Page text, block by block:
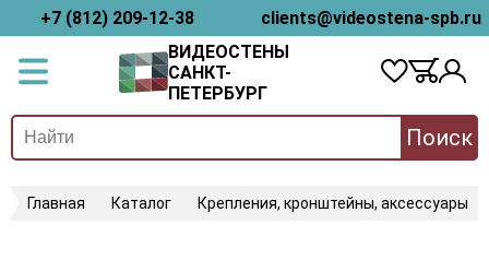
+7 (812) 209-12-38
clients@videostena-spb.ru
ВИДЕОСТЕНЫ
САНКТ-
ПЕТЕРБУРГ
Поиск
Главная Каталог Крепления, кронштейны, аксессуары